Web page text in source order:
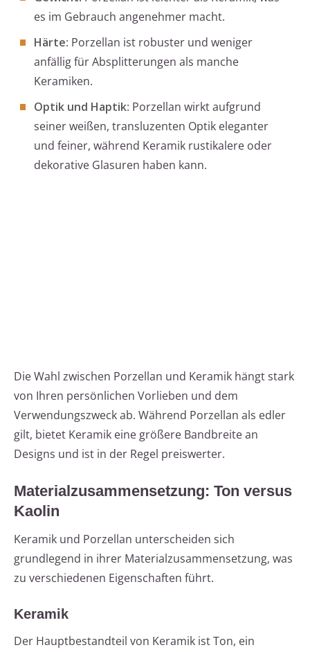
es im Gebrauch angenehmer macht.
Härte: Porzellan ist robuster und weniger
anfällig für Absplitterungen als manche
Keramiken.
Optik und Haptik: Porzellan wirkt aufgrund
seiner weißen, transluzenten Optik eleganter
und feiner, während Keramik rustikalere oder
dekorative Glasuren haben kann.
Die Wahl zwischen Porzellan und Keramik hängt stark
von Ihren persönlichen Vorlieben und dem
Verwendungszweck ab. Während Porzellan als edler
gilt, bietet Keramik eine größere Bandbreite an
Designs und ist in der Regel preiswerter.
Materialzusammensetzung: Ton versus
Kaolin
Keramik und Porzellan unterscheiden sich
grundlegend in ihrer Materialzusammensetzung, was
zu verschiedenen Eigenschaften führt.
Keramik
Der Hauptbestandteil von Keramik ist Ton, ein